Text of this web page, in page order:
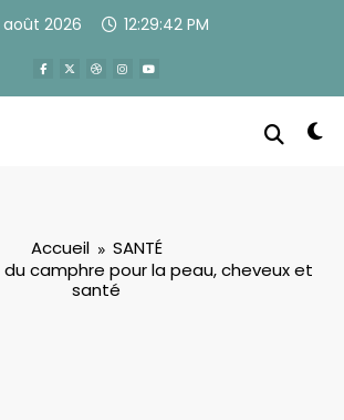
2026 12:29:43 PM
Accueil
SANTÉ
camphre pour la peau, cheveux et
santé